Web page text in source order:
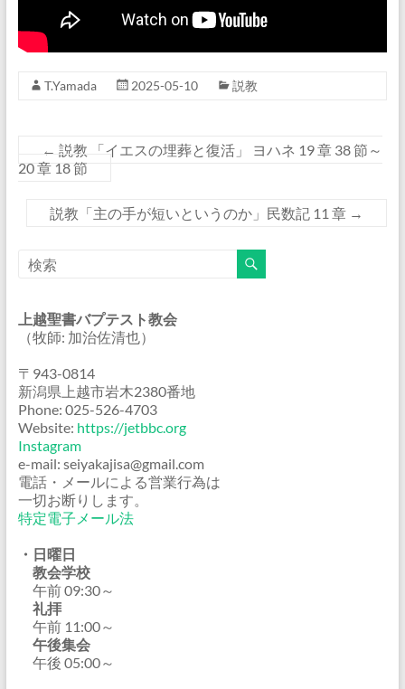
T.Yamada 2025-05-10 説教
← 説教 「イエスの埋葬と復活」 ヨハネ 19 章 38 節～
20 章 18 節
説教「主の手が短いというのか」民数記 11 章 →
上越聖書バプテスト教会
（牧師: 加治佐清也）
〒943-0814
新潟県上越市岩木2380番地
Phone: 025-526-4703
Website: https://jetbbc.org
Instagram
e-mail: seiyakajisa@gmail.com
電話・メールによる営業行為は
一切お断りします。
特定電子メール法
・日曜日
教会学校
午前 09:30～
礼拝
午前 11:00～
午後集会
午後 05:00～